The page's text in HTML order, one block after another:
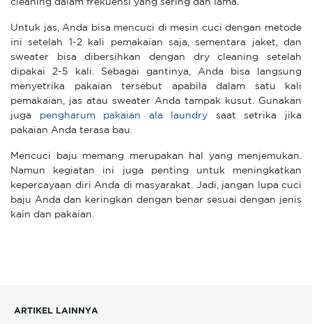
cleaning dalam frekuensi yang sering dan lama.
Untuk jas, Anda bisa mencuci di mesin cuci dengan metode
ini setelah 1-2 kali pemakaian saja, sementara jaket, dan
sweater bisa dibersihkan dengan dry cleaning setelah
dipakai 2-5 kali. Sebagai gantinya, Anda bisa langsung
menyetrika pakaian tersebut apabila dalam satu kali
pemakaian, jas atau sweater Anda tampak kusut. Gunakan
juga
pengharum pakaian ala laundry saat setrika jika
pakaian Anda terasa bau.
Mencuci baju memang merupakan hal yang menjemukan.
Namun kegiatan ini juga penting untuk meningkatkan
kepercayaan diri Anda di masyarakat. Jadi, jangan lupa cuci
baju Anda dan keringkan dengan benar sesuai dengan jenis
kain dan pakaian.
ARTIKEL LAINNYA